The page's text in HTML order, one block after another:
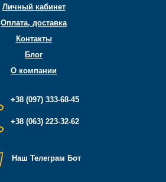
Личный кабинет
Оплата, доставка
Контакты
Блог
О компании
+38 (097) 333-68-45
+38 (063) 223-32-62
Наш Телеграм Бот